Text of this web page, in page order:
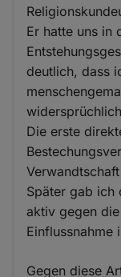
Er hatte uns in
deutlich, dass
Die erste
Später gab ich
aktiv gegen
Einflussnahme
Gegen diese